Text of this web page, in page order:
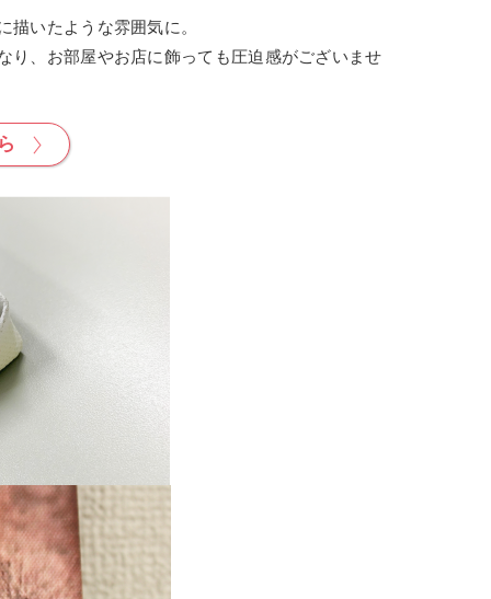
いたような雰囲気に。
り、お部屋やお店に飾っても圧迫感がございませ